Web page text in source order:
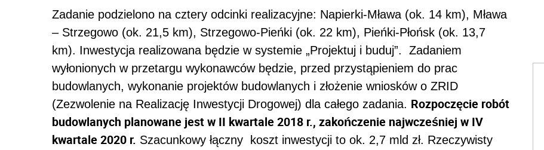
Zadanie podzielono na cztery odcinki realizacyjne: Napierki-Mława (ok. 14 km), Mława
– Strzegowo (ok. 21,5 km), Strzegowo-Pieńki (ok. 22 km), Pieńki-Płońsk (ok. 13,7
km). Inwestycja realizowana będzie w systemie „Projektuj i buduj”. Zadaniem
wyłonionych w przetargu wykonawców będzie, przed przystąpieniem do prac
budowlanych, wykonanie projektów budowlanych i złożenie wniosków o ZRID
(Zezwolenie na Realizację Inwestycji Drogowej) dla całego zadania. Rozpoczęcie robót
budowlanych planowane jest w II kwartale 2018 r., zakończenie najwcześniej w IV
kwartale 2020 r. Szacunkowy łączny koszt inwestycji to ok. 2,7 mld zł. Rzeczywisty